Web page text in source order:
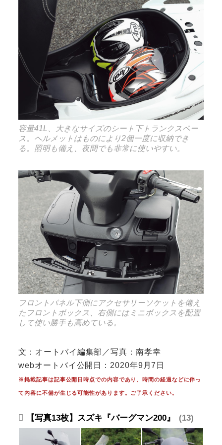
容量41L、大きなサイズのシート下トランクスペー
ス。ヘルメットはものにより2個一度に収納でき
る。照明も備え、夜間でも非常に使いやすい。
フロントパネル下側にアクセサリーソケットを備え
たフロントボックス、右側にはミニボックスを配置
して使い勝手も高めている。
文：オートバイ編集部／写真：南孝幸
webオートバイ公開日：2020年9月7日
※掲載記事は記事公開日時点での内容であり、時間の経過などに伴っ
て内容に不備が生じる可能性があります。ご了承ください。
【写真13枚】スズキ『バーグマン200』 13